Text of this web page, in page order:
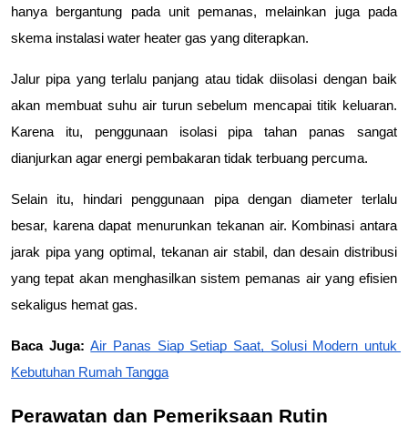
hanya bergantung pada unit pemanas, melainkan juga pada
skema instalasi water heater gas yang diterapkan.
Jalur pipa yang terlalu panjang atau tidak diisolasi dengan baik
akan membuat suhu air turun sebelum mencapai titik keluaran.
Karena itu, penggunaan isolasi pipa tahan panas sangat
dianjurkan agar energi pembakaran tidak terbuang percuma.
Selain itu, hindari penggunaan pipa dengan diameter terlalu
besar, karena dapat menurunkan tekanan air. Kombinasi antara
jarak pipa yang optimal, tekanan air stabil, dan desain distribusi
yang tepat akan menghasilkan sistem pemanas air yang efisien
sekaligus hemat gas.
Baca Juga: Air Panas Siap Setiap Saat, Solusi Modern untuk
Kebutuhan Rumah Tangga
Perawatan dan Pemeriksaan Rutin